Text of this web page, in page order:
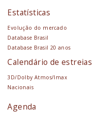
Estatísticas
Evolução do mercado
Database Brasil
Database Brasil 20 anos
Calendário de estreias
3D/Dolby Atmos/Imax
Nacionais
Agenda